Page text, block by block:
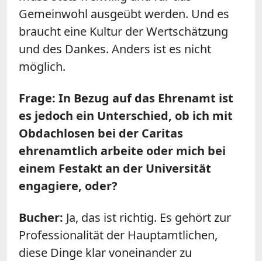
Gemeinwohl ausgeübt werden. Und es
braucht eine Kultur der Wertschätzung
und des Dankes. Anders ist es nicht
möglich.
Frage: In Bezug auf das Ehrenamt ist
es jedoch ein Unterschied, ob ich mit
Obdachlosen bei der Caritas
ehrenamtlich arbeite oder mich bei
einem Festakt an der Universität
engagiere, oder?
Bucher: Ja, das ist richtig. Es gehört zur
Professionalität der Hauptamtlichen,
diese Dinge klar voneinander zu